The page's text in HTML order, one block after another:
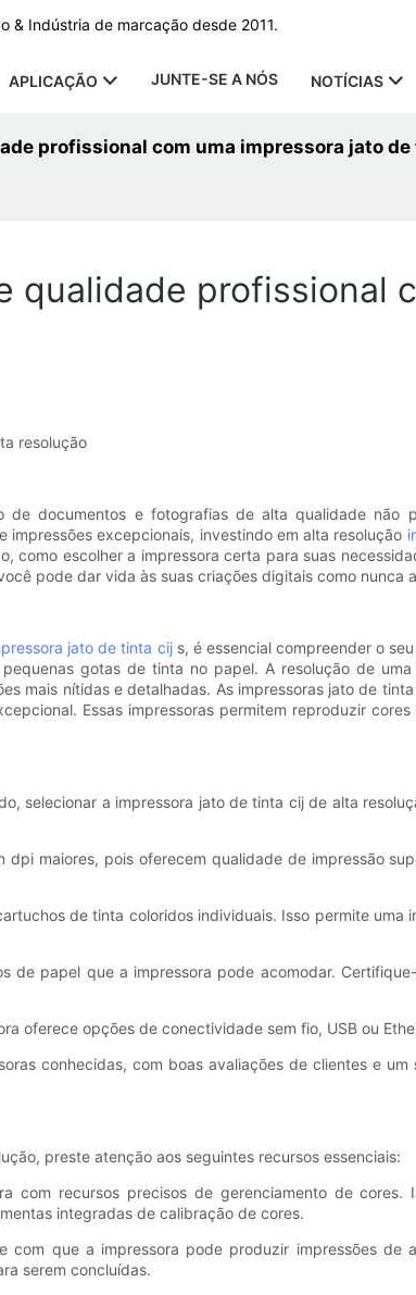
& Indústria de marcação desde 2011.
APLICAÇÃO JUNTE-SE A NÓS NOTÍCIAS
profissional com uma impressora jato
qualidade profissional
resolução
documentos e fotografias de alta qualidade não
excepcionais, investindo em alta resolução
como escolher a impressora certa para suas
pode dar vida às suas criações digitais como nunca
jato de tinta cij s, é essencial compreender o
gotas de tinta no papel. A resolução de
mais nítidas e detalhadas. As impressoras jato de
Essas impressoras permitem reproduzir
selecionar a impressora jato de tinta cij de alta
dpi maiores, pois oferecem qualidade de impressão
de tinta coloridos individuais. Isso permite
de papel que a impressora pode acomodar.
oferece opções de conectividade sem fio, USB ou
conhecidas, com boas avaliações de clientes e
preste atenção aos seguintes recursos essenciais:
com recursos precisos de gerenciamento de
integradas de calibração de cores.
com que a impressora pode produzir impressões
serem concluídas.